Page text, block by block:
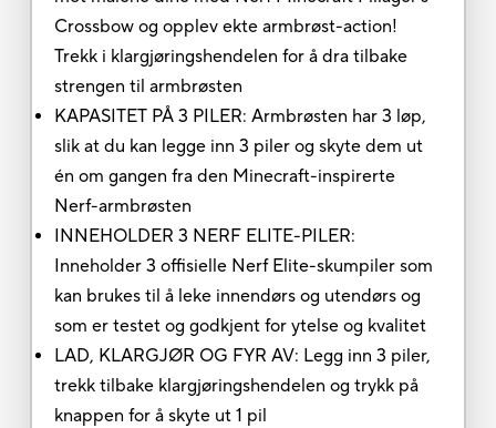
Crossbow og opplev ekte armbrøst-action!
Trekk i klargjøringshendelen for å dra tilbake
strengen til armbrøsten
KAPASITET PÅ 3 PILER: Armbrøsten har 3 løp,
slik at du kan legge inn 3 piler og skyte dem ut
én om gangen fra den Minecraft-inspirerte
Nerf-armbrøsten
INNEHOLDER 3 NERF ELITE-PILER:
Inneholder 3 offisielle Nerf Elite-skumpiler som
kan brukes til å leke innendørs og utendørs og
som er testet og godkjent for ytelse og kvalitet
LAD, KLARGJØR OG FYR AV: Legg inn 3 piler,
trekk tilbake klargjøringshendelen og trykk på
knappen for å skyte ut 1 pil